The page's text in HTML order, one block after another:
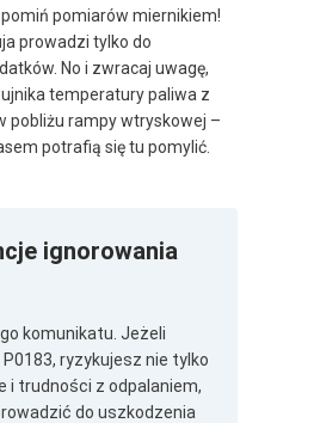
pomiarów miernikiem!
prowadzi tylko do
No i zwracaj uwagę,
temperatury paliwa z
pobliżu rampy wtryskowej –
potrafią się tu pomylić.
ignorowania
komunikatu. Jeżeli
ryzykujesz nie tylko
i trudności z odpalaniem,
do uszkodzenia